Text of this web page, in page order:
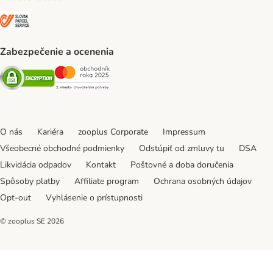
Zabezpečenie a ocenenia
Security Security
O nás Kariéra zooplus Corporate
Impressum
Všeobecné obchodné podmienky
Odstúpiť od zmluvy tu
DSA
Likvidácia odpadov
Kontakt
Poštovné a doba doručenia
Spôsoby platby
Affiliate program
Ochrana osobných údajov
Opt-out
Vyhlásenie o prístupnosti
© zooplus SE 2026